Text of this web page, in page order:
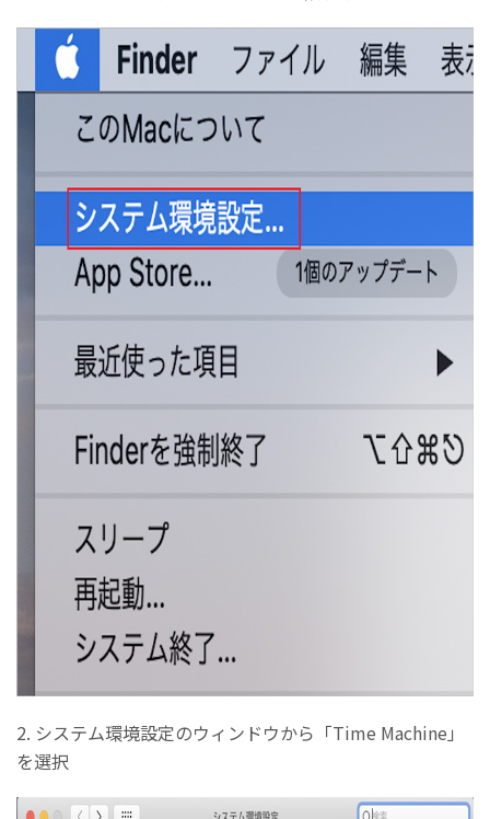
2. システム環境設定のウィンドウから「Time Machine」
を選択